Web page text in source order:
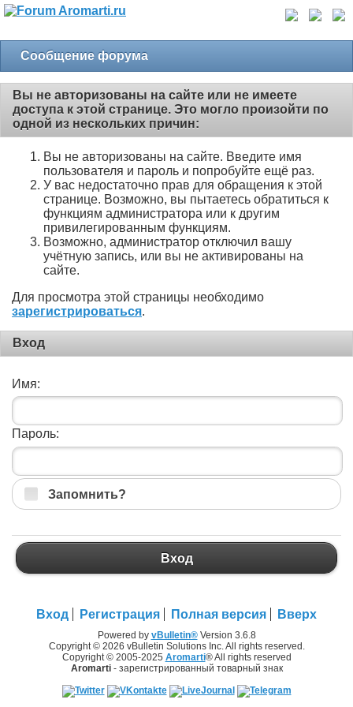
Сообщение форума
Вы не авторизованы на сайте или не имеете
доступа к этой странице. Это могло произойти по
одной из нескольких причин:
Вы не авторизованы на сайте. Введите имя
пользователя и пароль и попробуйте ещё раз.
У вас недостаточно прав для обращения к этой
странице. Возможно, вы пытаетесь обратиться к
функциям администратора или к другим
привилегированным функциям.
Возможно, администратор отключил вашу
учётную запись, или вы не активированы на
сайте.
Для просмотра этой страницы необходимо
зарегистрироваться.
Вход
Имя:
Пароль:
Запомнить?
Вход
Вход Регистрация Полная версия Вверх
Powered by vBulletin®Version 3.6.8
Copyright © 2026 vBulletin Solutions Inc. All rights reserved.
Copyright © 2005-2025 Aromarti® All rights reserved
Aromarti- зарегистрированный товарный знак